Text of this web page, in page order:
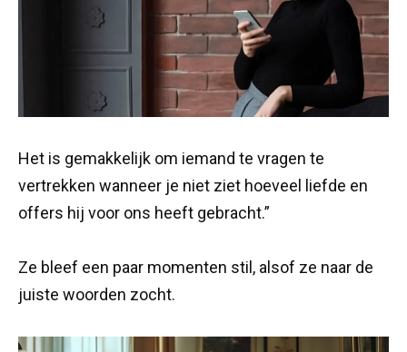
Het is gemakkelijk om iemand te vragen te
vertrekken wanneer je niet ziet hoeveel liefde en
offers hij voor ons heeft gebracht.”
Ze bleef een paar momenten stil, alsof ze naar de
juiste woorden zocht.